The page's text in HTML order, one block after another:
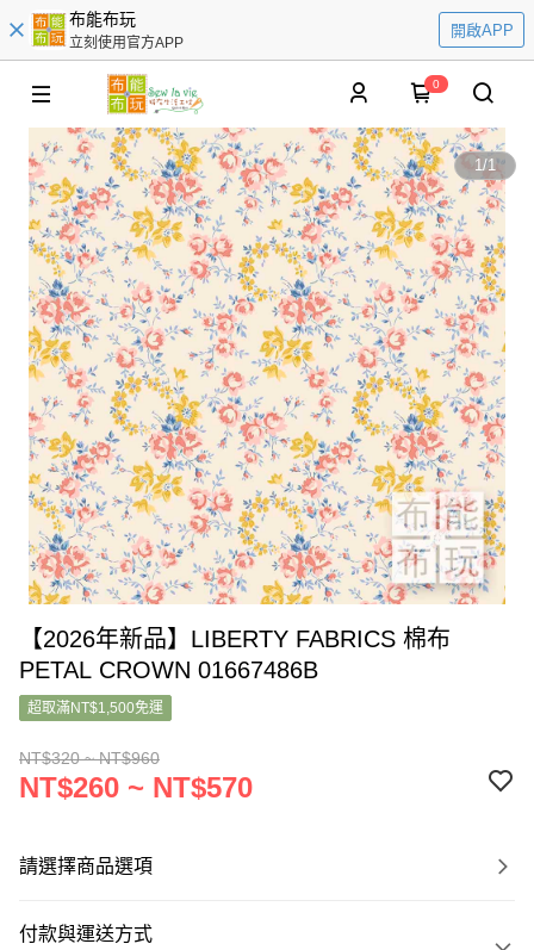
布能布玩
立刻使用官方APP
開啟APP
0
1/1
【2026年新品】LIBERTY FABRICS 棉布
PETAL CROWN 01667486B
超取滿NT$1,500免運
NT$320 ~ NT$960
NT$260 ~ NT$570
請選擇商品選項
付款與運送方式